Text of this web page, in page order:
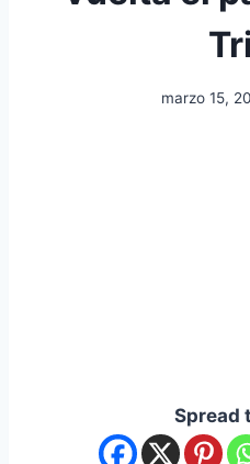
marzo 15,
Spread